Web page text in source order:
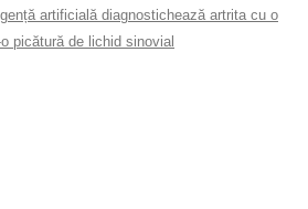
artificială diagnostichează artrita cu o
picătură de lichid sinovial